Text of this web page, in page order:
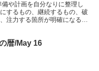
や計画を自分なりに整理し
するもの、継続するもの、破
注力する箇所が明確になる。
暦/May 16